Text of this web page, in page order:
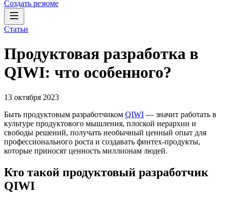
Создать резюме
Статьи
Продуктовая разработка в
QIWI: что особенного?
13 октября 2023
Быть продуктовым разработчиком QIWI — значит работать в
культуре продуктового мышления, плоской иерархии и
свободы решений, получать необычный ценный опыт для
профессионального роста и создавать финтех-продукты,
которые приносят ценность миллионам людей.
Кто такой продуктовый разработчик
QIWI